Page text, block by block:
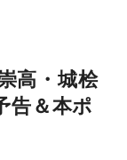
高・城桧
告＆本ポ